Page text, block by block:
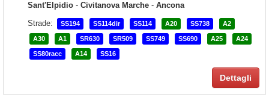
Sant'Elpidio - Civitanova Marche - Ancona
Strade:
SS194 SS114dir SS114 A20 SS738 A2
A30 A1 SR630 SR509 SS749 SS690 A25 A24
SS80racc A14 SS16
Dettagli